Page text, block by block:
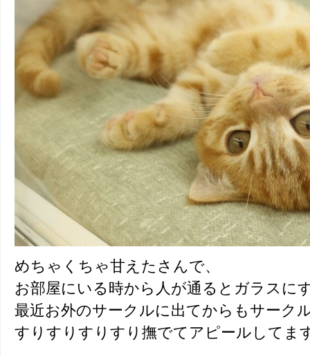
めちゃくちゃ甘えたさんで、
お部屋にいる時から人が通るとガラスに
最近お外のサークルに出てからもサーク
すりすりすりすり撫でてアピールしてま